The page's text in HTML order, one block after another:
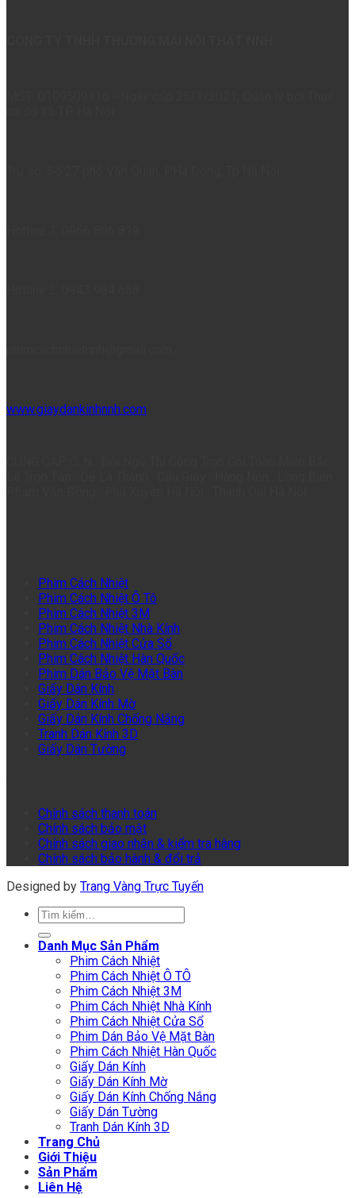
www.giaydankinhnnh.com
Phim Cách Nhiệt
Phim Cách Nhiệt Ô Tô
Phim Cách Nhiệt 3M
Phim Cách Nhiệt Nhà Kính
Phim Cách Nhiệt Cửa Sổ
Phim Cách Nhiệt Hàn Quốc
Phim Dán Bảo Vệ Mặt Bàn
Giấy Dán Kính
Giấy Dán Kính Mờ
Giấy Dán Kính Chống Nắng
Tranh Dán Kính 3D
Giấy Dán Tường
Chính sách thanh toán
Chính sách bảo mật
Chính sách giao nhận & kiểm tra hàng
Chính sách bảo hành & đổi trả
Designed by Trang Vàng Trực Tuyến
Tìm
kiếm:
Danh Mục Sản Phẩm
Phim Cách Nhiệt
Phim Cách Nhiệt Ô TÔ
Phim Cách Nhiệt 3M
Phim Cách Nhiệt Nhà Kính
Phim Cách Nhiệt Cửa Sổ
Phim Dán Bảo Vệ Mặt Bàn
Phim Cách Nhiệt Hàn Quốc
Giấy Dán Kính
Giấy Dán Kính Mờ
Giấy Dán Kính Chống Nắng
Giấy Dán Tường
Tranh Dán Kính 3D
Trang Chủ
Giới Thiệu
Sản Phẩm
Liên Hệ